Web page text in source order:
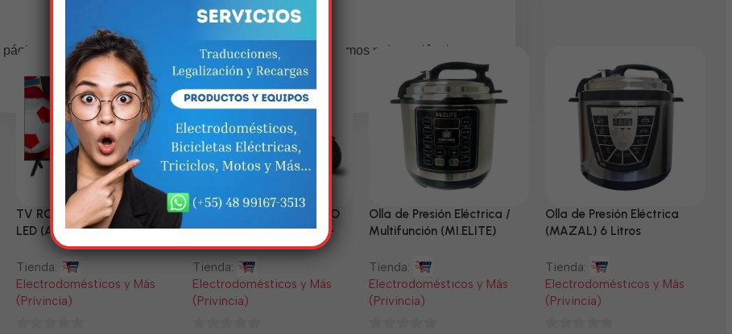
TV RCA 43” 1080P Full HD
LED (Android Smart TV)
Tienda:
Electrodomésticos y Más
(Privincia)
Triciclo Eléctrico (MODELO
ZJ150-R) 60V/45~52AH-
1200W
Tienda:
Electrodomésticos y Más
(Privincia)
Olla de Presión Eléctrica /
Multifunción (MI.ELITE)
Tienda:
Electrodomésticos y Más
(Privincia)
Olla de Presión Eléctrica
(MAZAL) 6 Litros
Tienda:
Electrodomésticos y Más
(Privincia)
Estamos trabalhando nisso!
página estará disponível com novidades incríveis. Agradecemos pela paciência e
compreensão.